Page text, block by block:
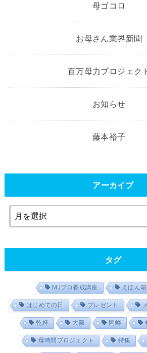
母ゴコロ
お母さん業界新聞
百万母力プロジェク
お知らせ
藤本裕子
アーカイブ
タグ
MJプロ養成講座 えほん
はじめての日 プレゼント
乾杯 大阪 岡崎
母時間プロジェクト 特集